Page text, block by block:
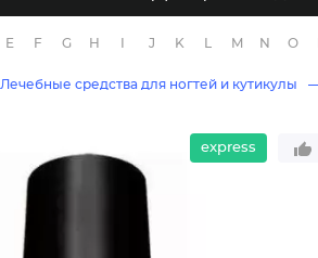
E F G H J K M N O
Лечебные средства для ногтей и кутикулы
express